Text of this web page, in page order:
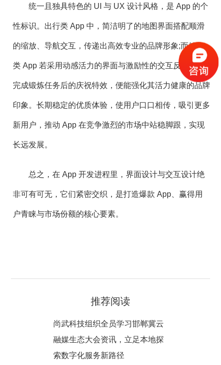
统一且独具特色的 UI 与 UX 设计风格，是 App 的个
性标识。出行类 App 中，简洁明了的地图界面搭配顺滑
的缩放、导航交互，传递出高效专业的品牌形象;而健身
类 App 若采用动感活力的界面与激励性的交互反馈，如
完成锻炼任务后的庆祝特效，便能强化其活力健康的品牌
印象。长期稳定的优质体验，使用户口口相传，吸引更多
新用户，推动 App 在竞争激烈的市场中站稳脚跟，实现
长远发展。
总之，在 App 开发进程里，界面设计与交互设计绝
非可有可无，它们紧密交织，是打造爆款 App、赢得用
户青睐与市场份额的核心要素。
推荐阅读
尚武科技组织全员学习邯郸冀云
融媒生态大会资讯，立足本地探
索数字化服务新路径